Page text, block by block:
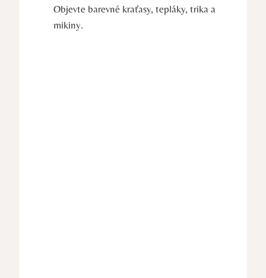
Objevte barevné kraťasy, tepláky, trika a
mikiny.